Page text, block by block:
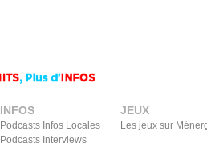
INFOS
Podcasts Infos Locales
Podcasts Interviews
JEUX
Les jeux sur